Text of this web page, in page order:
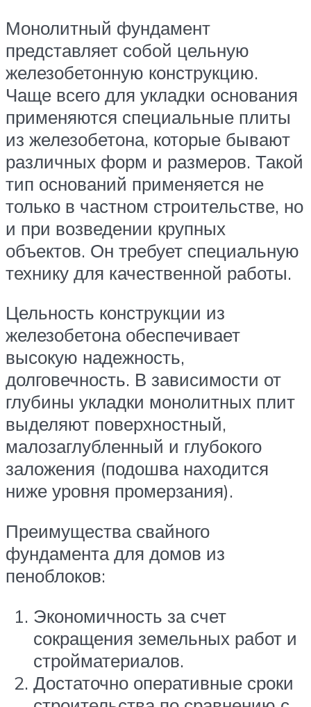
Монолитный фундамент
представляет собой цельную
железобетонную конструкцию.
Чаще всего для укладки основания
применяются специальные плиты
из железобетона, которые бывают
различных форм и размеров. Такой
тип оснований применяется не
только в частном строительстве, но
и при возведении крупных
объектов. Он требует специальную
технику для качественной работы.
Цельность конструкции из
железобетона обеспечивает
высокую надежность,
долговечность. В зависимости от
глубины укладки монолитных плит
выделяют поверхностный,
малозаглубленный и глубокого
заложения (подошва находится
ниже уровня промерзания).
Преимущества свайного
фундамента для домов из
пеноблоков:
Экономичность за счет
сокращения земельных работ и
стройматериалов.
Достаточно оперативные сроки